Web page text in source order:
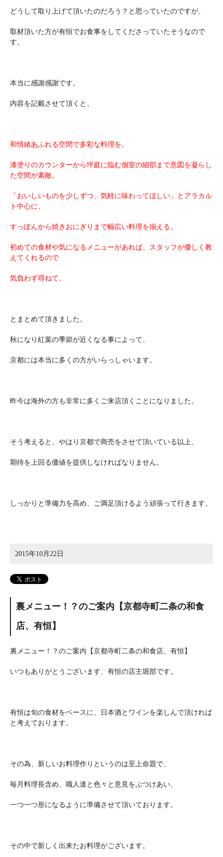
どうして取り上げて頂いたのだろう？と思っていたのですが、
取材頂いた方が有恒でお食事をしてくださっていたそうなので
す。
本当に感謝感謝です。
内容を記載させて頂くと、
和情緒あふれる空間で多彩な料理を。
漆塗りのカウンターから坪庭に臨む個室の細部まで意図を凝らし
た空間が素敵。
「おいしいものを少しずつ、気軽に味わってほしい」とアラカル
ト中心に、
すっぽんから焼きおにぎりまで幅広い料理を揃える。
初めての食材や気になるメニューがあれば、スタッフが優しく教
えてくれるので
気負わず尋ねて。
とまとめて頂きました。
秋になり紅葉の季節が近くなる事によって、
京都には本当に多くの方がいらっしゃいます。
昨今は海外の方も非常に多くご来店頂くことになりました。
そう考えると、やはり京都で商売をさせて頂いている以上、
期待を上回る価値を提供しなければなりません。
しっかりと準備力を高め、ご満足頂けるよう頑張って行きます。
2015年10月22日
裏メニュー！？のご案内【京都寺町二条の和食
店、有恒】
裏メニュー！？のご案内【京都寺町二条の和食店、有恒】
いつもありがとうございます、有恒の店主堀部です。
有恒は旬の食材をベースに、日本酒とワインを楽しんで頂ければ
と考えております。
その為、新しいお料理作りというのは至上命題で、
毎月料理長含め、職人達と色々と意見をぶつけあい、
一つ一つ形になるように準備させて頂いております。
その中で新しく出来たお料理がございます。